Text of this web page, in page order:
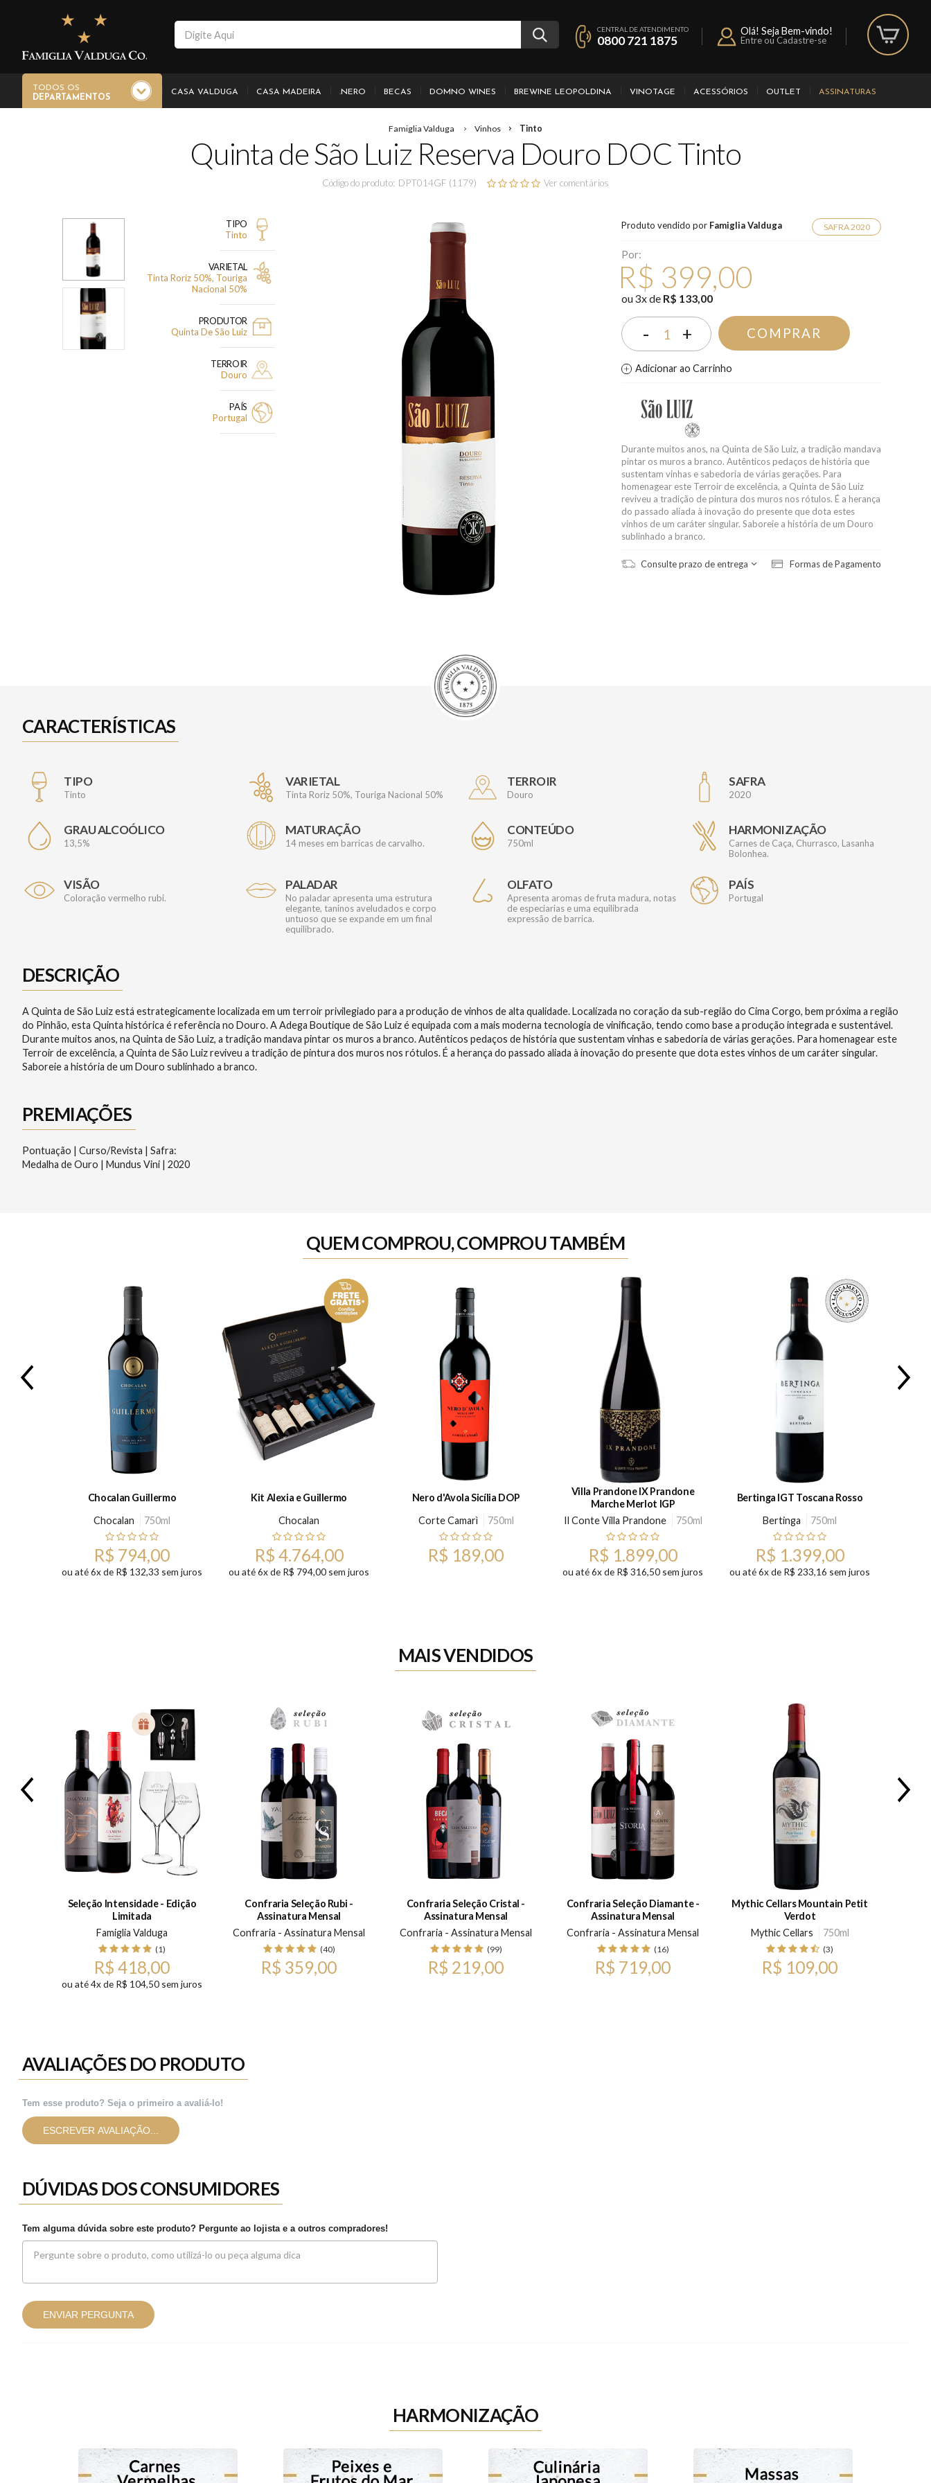
CENTRAL DE ATENDIMENTO
0800 721 1875
Olá! Seja Bem-vindo!
Entre ou Cadastre-se
TODOS OS
DEPARTAMENTOS
CASA VALDUGA CASA MADEIRA .NERO BECAS DOMNO WINES BREWINE LEOPOLDINA VINOTAGE ACESSÓRIOS OUTLET ASSINATURAS
Famiglia Valduga Vinhos Tinto
Quinta de São Luiz Reserva Douro DOC Tinto
Código do produto: DPT014GF (1179) Ver comentários
TIPO
Tinto
VARIETAL
Tinta Roriz 50%, Touriga
Nacional 50%
PRODUTOR
Quinta De São Luiz
TERROIR
Douro
PAÍS
Portugal
Produto vendido por Famiglia Valduga SAFRA 2020
Por:
R$ 399,00
ou3xde R$ 133,00
- 1 + COMPRAR
Adicionar ao Carrinho
Durante muitos anos, na Quinta de São Luiz, a tradição mandava
pintar os muros a branco. Autênticos pedaços de história que
sustentam vinhas e sabedoria de várias gerações. Para
homenagear este Terroir de excelência, a Quinta de São Luiz
reviveu a tradição de pintura dos muros nos rótulos. É a herança
do passado aliada à inovação do presente que dota estes
vinhos de um caráter singular. Saboreie a história de um Douro
sublinhado a branco.
Consulte prazo de entrega Formas de Pagamento
CARACTERÍSTICAS
TIPO
Tinto
VARIETAL
Tinta Roriz 50%, Touriga Nacional 50%
TERROIR
Douro
SAFRA
2020
GRAU ALCOÓLICO
13,5%
MATURAÇÃO
14 meses em barricas de carvalho.
CONTEÚDO
750ml
HARMONIZAÇÃO
Carnes de Caça, Churrasco, Lasanha
Bolonhea.
VISÃO
Coloração vermelho rubi.
PALADAR
No paladar apresenta uma estrutura
elegante, taninos aveludados e corpo
untuoso que se expande em um final
equilibrado.
OLFATO
Apresenta aromas de fruta madura, notas
de especiarias e uma equilibrada
expressão de barrica.
PAÍS
Portugal
DESCRIÇÃO
A Quinta de São Luiz está estrategicamente localizada em um terroir privilegiado para a produção de vinhos de alta qualidade. Localizada no coração da sub-região do Cima Corgo, bem próxima a região
do Pinhão, esta Quinta histórica é referência no Douro. A Adega Boutique de São Luiz é equipada com a mais moderna tecnologia de vinificação, tendo como base a produção integrada e sustentável.
Durante muitos anos, na Quinta de São Luiz, a tradição mandava pintar os muros a branco. Autênticos pedaços de história que sustentam vinhas e sabedoria de várias gerações. Para homenagear este
Terroir de excelência, a Quinta de São Luiz reviveu a tradição de pintura dos muros nos rótulos. É a herança do passado aliada à inovação do presente que dota estes vinhos de um caráter singular.
Saboreie a história de um Douro sublinhado a branco.
PREMIAÇÕES
Pontuação | Curso/Revista | Safra:
Medalha de Ouro | Mundus Vini | 2020
QUEM COMPROU, COMPROU TAMBÉM
Previous
Chocalan Guillermo
Chocalan
750ml
R$ 794,00
ou até 6x de R$ 132,33 sem juros
Kit Alexia e Guillermo
Chocalan
R$ 4.764,00
ou até 6x de R$ 794,00 sem juros
Nero d'Avola Sicília DOP
Corte Camarì
750ml
R$ 189,00
Villa Prandone IX Prandone
Marche Merlot IGP
Il Conte Villa Prandone
750ml
R$ 1.899,00
ou até 6x de R$ 316,50 sem juros
Bertinga IGT Toscana Rosso
Bertinga
750ml
R$ 1.399,00
ou até 6x de R$ 233,16 sem juros
MAIS VENDIDOS
Seleção Intensidade - Edição
Limitada
Famiglia Valduga
(1)
R$ 418,00
ou até 4x de R$ 104,50 sem juros
Confraria Seleção Rubi -
Assinatura Mensal
Confraria - Assinatura Mensal
(40)
R$ 359,00
Confraria Seleção Cristal -
Assinatura Mensal
Confraria - Assinatura Mensal
(99)
R$ 219,00
Confraria Seleção Diamante -
Assinatura Mensal
Confraria - Assinatura Mensal
(16)
R$ 719,00
Mythic Cellars Mountain Petit
Verdot
Mythic Cellars
750ml
(3)
R$ 109,00
AVALIAÇÕES DO PRODUTO
Tem esse produto? Seja o primeiro a avaliá-lo!
ESCREVER AVALIAÇÃO...
DÚVIDAS DOS CONSUMIDORES
Tem alguma dúvida sobre este produto? Pergunte ao lojista e a outros compradores!
ENVIAR PERGUNTA
HARMONIZAÇÃO